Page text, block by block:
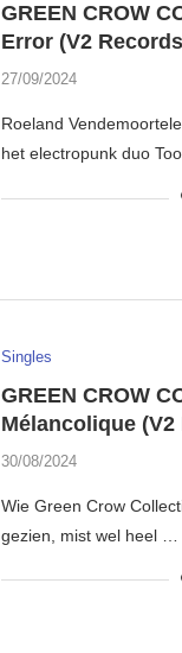
GREEN CROW
Error (V2
27/09/2024
Roeland
het electropunk duo
Singles
GREEN CROW
Mélancolique (V2
30/08/2024
Wie Green Crow
gezien, mist wel heel …